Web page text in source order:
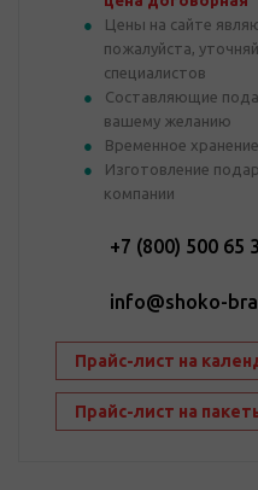
Цены на сайте
пожалуйста,
специалистов
Составляющие
вашему желанию
Временное
Изготовление
компании
+7 (800) 500 65
info@shoko-
Прайс-лист на
Прайс-лист на